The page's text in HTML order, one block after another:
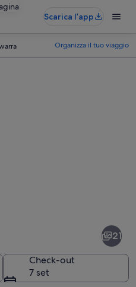
Scarica l’app
Organizza il tuo viaggio
21
Check-out
7 set